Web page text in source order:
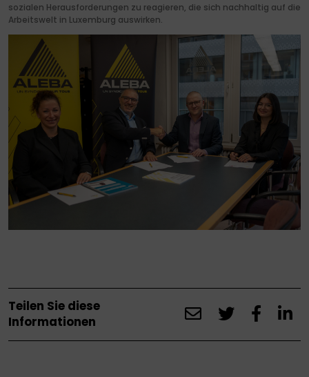
sozialen Herausforderungen zu reagieren, die sich nachhaltig auf die
Arbeitswelt in Luxemburg auswirken.
Teilen Sie diese
Informationen